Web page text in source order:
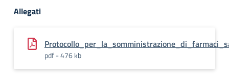
Allegati
pdf - 476 kb